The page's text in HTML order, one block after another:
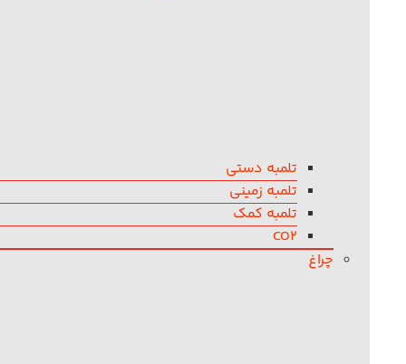
تلمبه دستی
تلمبه زمینی
تلمبه کمک
CO2
چراغ